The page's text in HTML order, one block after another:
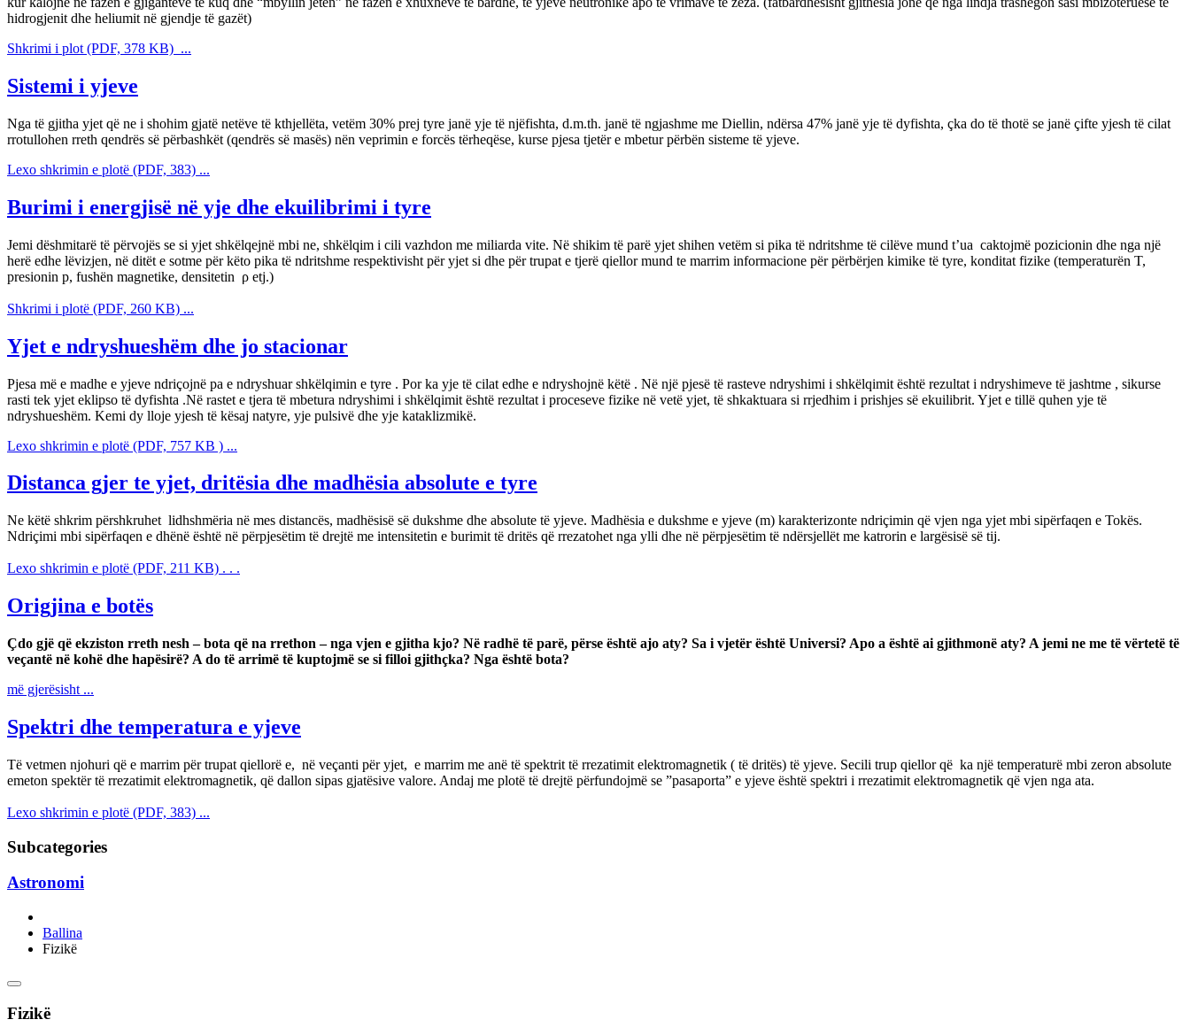
hidrogjenit dhe heliumit në gjendje të gazët)
Shkrimi i plot (PDF, 378 KB) ...
Sistemi i yjeve
Nga të gjitha yjet që ne i shohim gjatë netëve të kthjellëta, vetëm 30% prej tyre janë yje të njëfishta, d.m.th. janë të ngjashme me Diellin, ndërsa 47% janë yje të dyfishta, çka do të thotë se janë çifte yjesh të cilat
rrotullohen rreth qendrës së përbashkët (qendrës së masës) nën veprimin e forcës tërheqëse, kurse pjesa tjetër e mbetur përbën sisteme të yjeve.
Lexo shkrimin e plotë (PDF, 383) ...
Burimi i energjisë në yje dhe ekuilibrimi i tyre
Jemi dëshmitarë të përvojës se si yjet shkëlqejnë mbi ne, shkëlqim i cili vazhdon me miliarda vite. Në shikim të parë yjet shihen vetëm si pika të ndritshme të cilëve mund t’ua caktojmë pozicionin dhe nga një
herë edhe lëvizjen, në ditët e sotme për këto pika të ndritshme respektivisht për yjet si dhe për trupat e tjerë qiellor mund te marrim informacione për përbërjen kimike të tyre, konditat fizike (temperaturën T,
presionin p, fushën magnetike, densitetin ρ etj.)
Shkrimi i plotë (PDF, 260 KB) ...
Yjet e ndryshueshëm dhe jo stacionar
Pjesa më e madhe e yjeve ndriçojnë pa e ndryshuar shkëlqimin e tyre . Por ka yje të cilat edhe e ndryshojnë këtë . Në një pjesë të rasteve ndryshimi i shkëlqimit është rezultat i ndryshimeve të jashtme , sikurse
rasti tek yjet eklipso të dyfishta .Në rastet e tjera të mbetura ndryshimi i shkëlqimit është rezultat i proceseve fizike në vetë yjet, të shkaktuara si rrjedhim i prishjes së ekuilibrit. Yjet e tillë quhen yje të
ndryshueshëm. Kemi dy lloje yjesh të kësaj natyre, yje pulsivë dhe yje kataklizmikë.
Lexo shkrimin e plotë (PDF, 757 KB ) ...
Distanca gjer te yjet, dritësia dhe madhësia absolute e tyre
Ne këtë shkrim përshkruhet lidhshmëria në mes distancës, madhësisë së dukshme dhe absolute të yjeve. Madhësia e dukshme e yjeve (m) karakterizonte ndriçimin që vjen nga yjet mbi sipërfaqen e Tokës.
Ndriçimi mbi sipërfaqen e dhënë është në përpjesëtim të drejtë me intensitetin e burimit të dritës që rrezatohet nga ylli dhe në përpjesëtim të ndërsjellët me katrorin e largësisë së tij.
Lexo shkrimin e plotë (PDF, 211 KB) . . .
Origjina e botës
Çdo gjë që ekziston rreth nesh – bota që na rrethon – nga vjen e gjitha kjo? Në radhë të parë, përse është ajo aty? Sa i vjetër është Universi? Apo a është ai gjithmonë aty? A jemi ne me të vërtetë të
veçantë në kohë dhe hapësirë? A do të arrimë të kuptojmë se si filloi gjithçka? Nga është bota?
më gjerësisht ...
Spektri dhe temperatura e yjeve
Të vetmen njohuri që e marrim për trupat qiellorë e, në veçanti për yjet, e marrim me anë të spektrit të rrezatimit elektromagnetik ( të dritës) të yjeve. Secili trup qiellor që ka një temperaturë mbi zeron absolute
emeton spektër të rrezatimit elektromagnetik, që dallon sipas gjatësive valore. Andaj me plotë të drejtë përfundojmë se ”pasaporta” e yjeve është spektri i rrezatimit elektromagnetik që vjen nga ata.
Lexo shkrimin e plotë (PDF, 383) ...
Subcategories
Astronomi
Ballina
Fizikë
Fizikë